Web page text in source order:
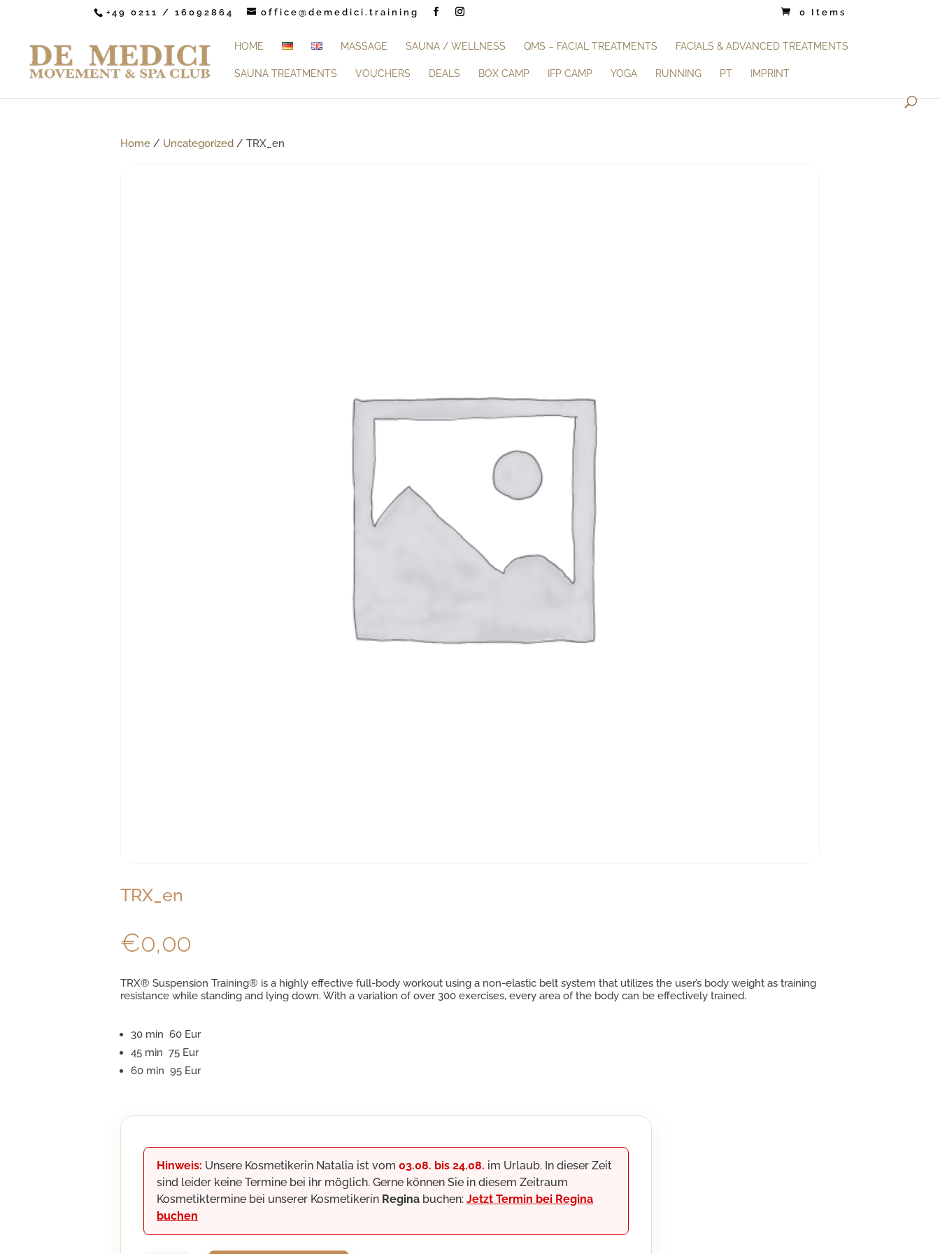
+49 0211 / 16092864 office@demedici.training 0 Items
HOME MASSAGE SAUNA / WELLNESS QMS – FACIAL TREATMENTS FACIALS & ADVANCED TREATMENTS
SAUNA TREATMENTS VOUCHERS DEALS BOX CAMP IFP CAMP YOGA RUNNING PT IMPRINT
Home / Uncategorized / TRX_en
TRX_en
€0,00
TRX® Suspension Training® is a highly effective full-body workout using a non-elastic belt system that utilizes the user’s body weight as training
resistance while standing and lying down. With a variation of over 300 exercises, every area of the body can be effectively trained.
30 min 60 Eur
45 min 75 Eur
60 min 95 Eur
Hinweis: Unsere Kosmetikerin Natalia ist vom 03.08. bis 24.08. im Urlaub. In dieser Zeit
sind leider keine Termine bei ihr möglich. Gerne können Sie in diesem Zeitraum
Kosmetiktermine bei unserer Kosmetikerin Regina buchen: Jetzt Termin bei Regina
buchen